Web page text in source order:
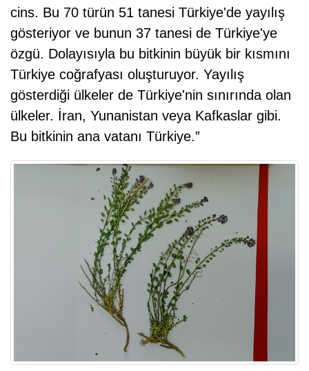
cins. Bu 70 türün 51 tanesi Türkiye'de yayılış
gösteriyor ve bunun 37 tanesi de Türkiye'ye
özgü. Dolayısıyla bu bitkinin büyük bir kısmını
Türkiye coğrafyası oluşturuyor. Yayılış
gösterdiği ülkeler de Türkiye'nin sınırında olan
ülkeler. İran, Yunanistan veya Kafkaslar gibi.
Bu bitkinin ana vatanı Türkiye.”